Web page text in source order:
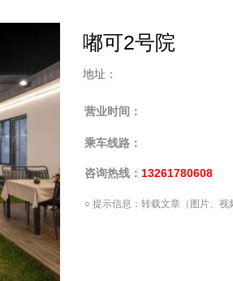
嘟可2号院
地址：
营业时间：
乘车线路：
咨询热线： 13261780608
○ 提示信息：转载文章（图片、